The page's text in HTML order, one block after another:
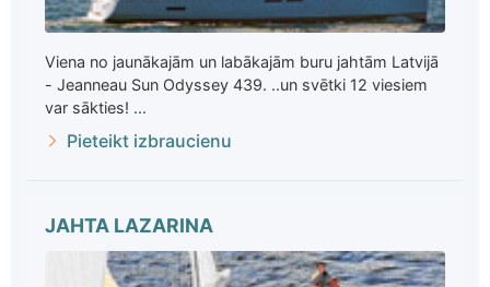
Viena no jaunākajām un labākajām buru jahtām Latvijā
- Jeanneau Sun Odyssey 439. ..un svētki 12 viesiem
var sākties! ...
Pieteikt izbraucienu
JAHTA LAZARINA